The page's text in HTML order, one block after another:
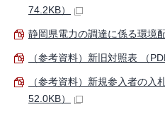
74.2KB）
静岡県電力の調達に係る環境
（参考資料）新旧対照表 （
（参考資料）新規参入者の入
52.0KB）